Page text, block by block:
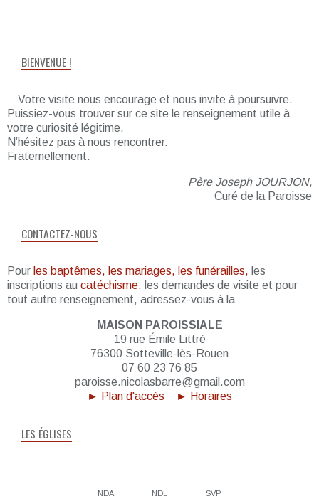
BIENVENUE !
Votre visite nous encourage et nous invite à poursuivre.
Puissiez-vous trouver sur ce site le renseignement utile à
votre curiosité légitime.
N’hésitez pas à nous rencontrer.
Fraternellement.
Père Joseph JOURJON,
Curé de la Paroisse
CONTACTEZ-NOUS
Pour les baptêmes, les mariages, les funérailles, les
inscriptions au catéchisme, les demandes de visite et pour
tout autre renseignement, adressez-vous à la
MAISON PAROISSIALE
19 rue Émile Littré
76300 Sotteville-lès-Rouen
07 60 23 76 85
paroisse.nicolasbarre@gmail.com
► Plan d'accès
► Horaires
LES ÉGLISES
NDA NDL SVP